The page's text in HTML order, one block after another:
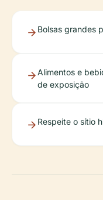
Bolsas grandes
Alimentos e
de exposição
Respeite o sítio